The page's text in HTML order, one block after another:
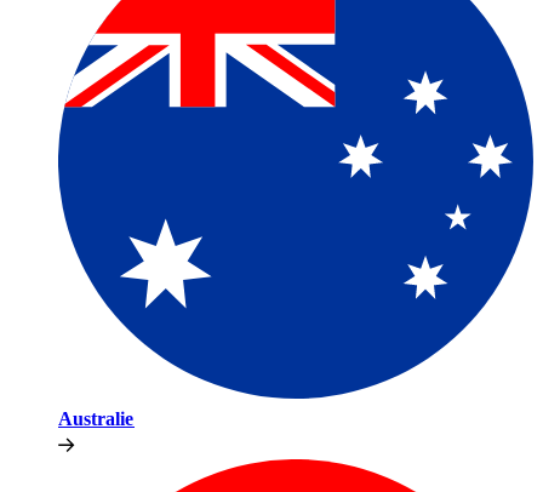
Australie​​